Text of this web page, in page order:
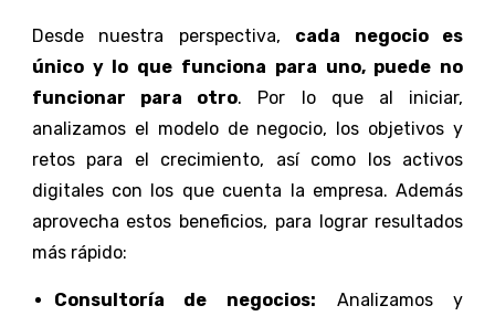
Desde nuestra perspectiva, cada negocio es
único y lo que funciona para uno, puede no
funcionar para otro. Por lo que al iniciar,
analizamos el modelo de negocio, los objetivos y
retos para el crecimiento, así como los activos
digitales con los que cuenta la empresa. Además
aprovecha estos beneficios, para lograr resultados
más rápido:
Consultoría de negocios: Analizamos y